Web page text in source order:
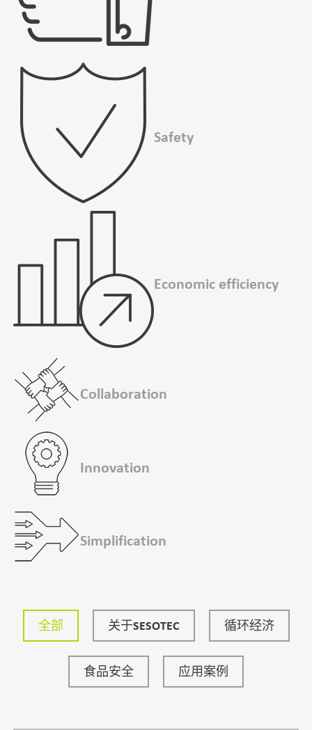
Safety
Economic ­efficiency
Collaboration
Innovation
Simplification
全部 关于SESOTEC 循环经济
食品安全 应用案例